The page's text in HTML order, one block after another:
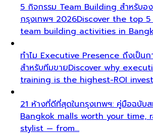
5 กิจกรรม Team Building สำหรับอง
กรุงเทพฯ 2026Discover the top
team building activities in
ทำไม Executive Presence ถึงเป็น
สำหรับทีมขายDiscover why
training is the highest-ROI
21 ห้างที่ดีที่สุดในกรุงเทพฯ: คู่มือฉบั
Bangkok malls worth your time,
stylist — from…